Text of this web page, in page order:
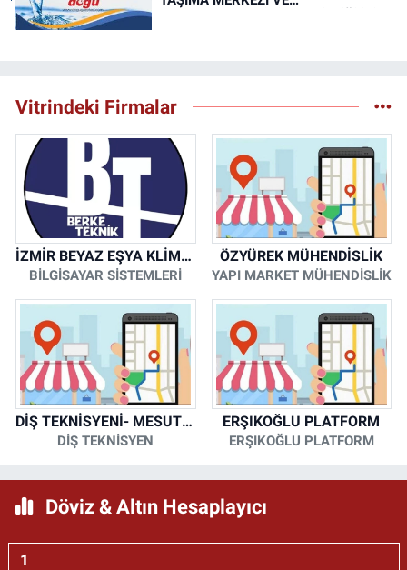
Vitrindeki Firmalar
İZMİR BEYAZ EŞYA KLİMA KOMBİ SERVİSİ
BİLGİSAYAR SİSTEMLERİ
ÖZYÜREK MÜHENDİSLİK
YAPI MARKET MÜHENDİSLİK
DİŞ TEKNİSYENİ- MESUT KORKMAZ
DİŞ TEKNİSYEN
ERŞIKOĞLU PLATFORM
ERŞIKOĞLU PLATFORM
Döviz & Altın Hesaplayıcı